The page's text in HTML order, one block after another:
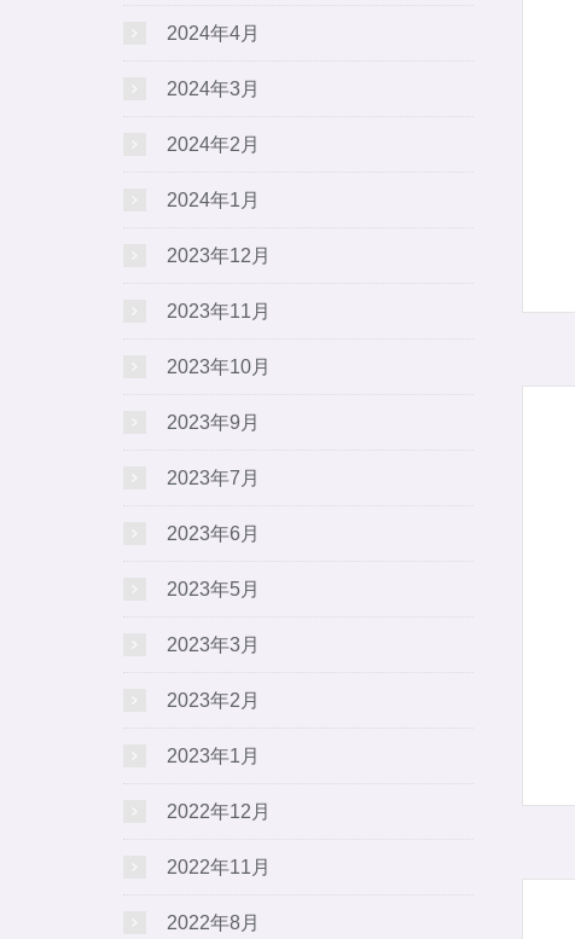
2024年4月
2024年3月
2024年2月
2024年1月
2023年12月
2023年11月
2023年10月
2023年9月
2023年7月
2023年6月
2023年5月
2023年3月
2023年2月
2023年1月
2022年12月
2022年11月
2022年8月